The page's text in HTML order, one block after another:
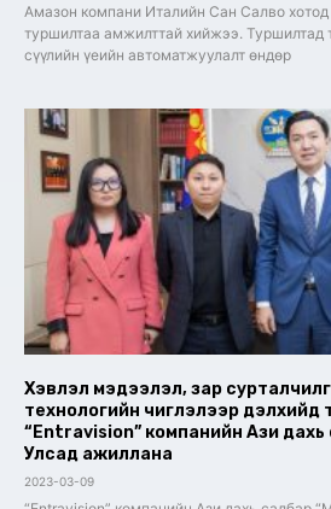
Амазон компани Италийн Сан Салво хотод
туршилтаа амжилттай хийжээ. Туршилтад
сүүлийн үеийн автоматжуулалт өндөр
Хэвлэл мэдээлэл, зар
технологийн чиглэлээр дэлхийд
“Entravision” компанийн Ази дахь
Улсад ажиллана
2023-03-09